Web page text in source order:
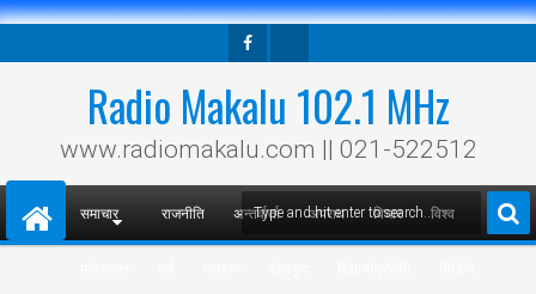
Radio Makalu 102.1 MHz
www.radiomakalu.com || 021-522512
समाचार राजनीति अन्तर्वार्ता अपराध विचार विश्व